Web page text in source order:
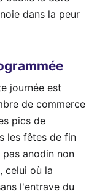
dans la peur
journée est
de commerce
pics de
les fêtes de fin
anodin non
celui où la
l'entrave du